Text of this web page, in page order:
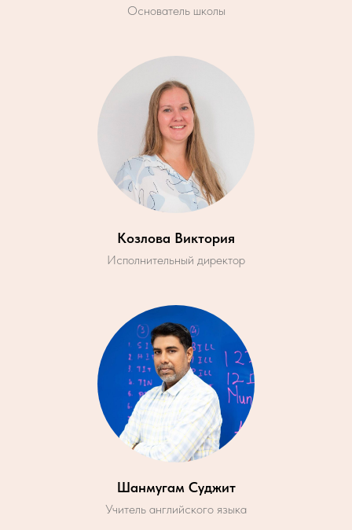
Основатель школы
Козлова Виктория
Исполнительный директор
Шанмугам Суджит
Учитель английского языка